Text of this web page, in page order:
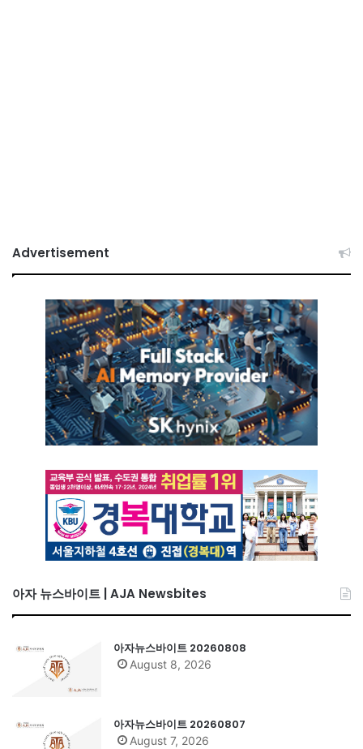
Advertisement
아자 뉴스바이트 | AJA Newsbites
아자뉴스바이트 20260808
August 8, 2026
아자뉴스바이트 20260807
August 7, 2026